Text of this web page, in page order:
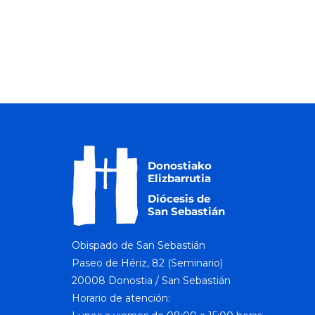
Obispado de San Sebastián
Paseo de Hériz, 82 (Seminario)
20008 Donostia / San Sebastián
Horario de atención: